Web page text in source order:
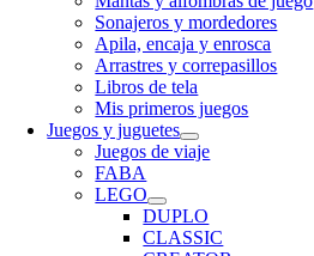
Sonajeros y mordedores
Apila, encaja y enrosca
Arrastres y correpasillos
Libros de tela
Mis primeros juegos
Juegos y juguetes
Juegos de viaje
FABA
LEGO
DUPLO
CLASSIC